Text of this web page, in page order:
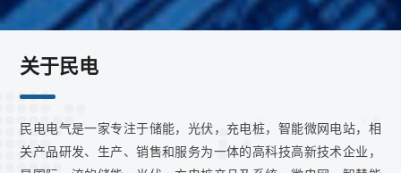
关于民电
民电电气是一家专注于储能，光伏，充电桩，智能微网电站，相
关产品研发、生产、销售和服务为一体的高科技高新技术企业，